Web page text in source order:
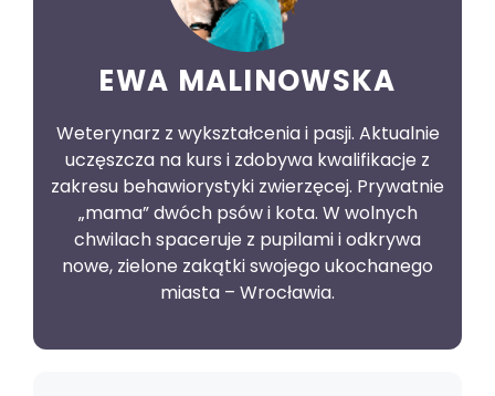
EWA MALINOWSKA
Weterynarz z wykształcenia i pasji. Aktualnie
uczęszcza na kurs i zdobywa kwalifikacje z
zakresu behawiorystyki zwierzęcej. Prywatnie
„mama” dwóch psów i kota. W wolnych
chwilach spaceruje z pupilami i odkrywa
nowe, zielone zakątki swojego ukochanego
miasta – Wrocławia.